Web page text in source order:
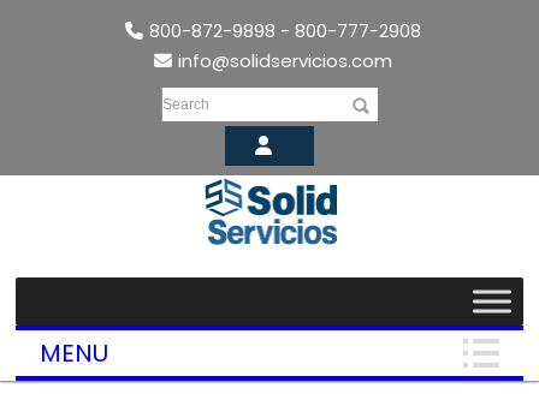
800-872-9898 - 800-777-2908
info@solidservicios.com
Search
MENU